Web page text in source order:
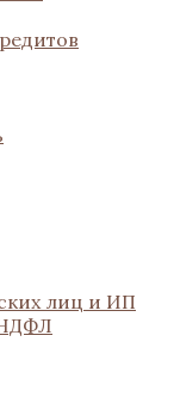
лиц и ИП